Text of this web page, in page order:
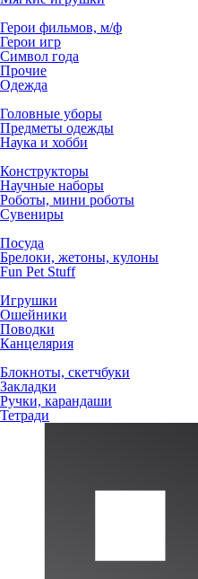
Герои фильмов, м/ф
Герои игр
Символ года
Прочие
Одежда
Головные уборы
Предметы одежды
Наука и хобби
Конструкторы
Научные наборы
Роботы, мини роботы
Сувениры
Посуда
Брелоки, жетоны, кулоны
Fun Pet Stuff
Игрушки
Ошейники
Поводки
Канцелярия
Блокноты, скетчбуки
Закладки
Ручки, карандаши
Тетради